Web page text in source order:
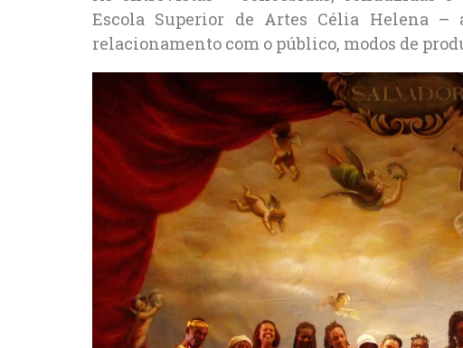
Escola Superior de Artes Célia Helena –
relacionamento com o público, modos de